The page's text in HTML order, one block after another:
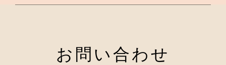
お問い合わせ